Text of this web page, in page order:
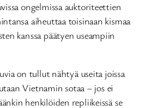
ongelmissa auktoriteettien
aiheuttaa toisinaan kismaa
kanssa päätyen useampiin
on tullut nähtyä useita joissa
Vietnamin sotaa – jos ei
henkilöiden repliikeissä se